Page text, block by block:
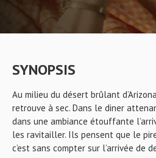
SYNOPSIS
Au milieu du désert brûlant
retrouve à sec. Dans le diner
dans une ambiance étouffante
les ravitailler. Ils pensent que le
c’est sans compter sur l’arrivée de